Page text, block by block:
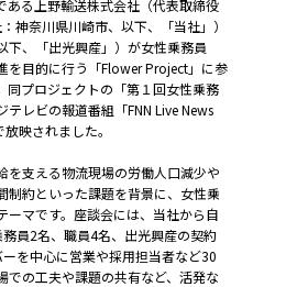
ある上野輸送株式会社（代表取締役
神奈川県川崎市、以下、「当社」）
下、「出光興産」）が女性乗務員
を目的に行う「Flower Project」に参
同プロジェクトの「第１回女性乗務
テレビの報道番組「FNN Live News
映されました。
を支える物流現場の労働人口減少や
制約といった課題を背景に、女性乗
ーマです。座談会には、当社から自
員2名、職員4名、出光興産の契約
を中心に営業や採用担当者など30
での工夫や課題の共有など、活発な